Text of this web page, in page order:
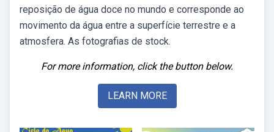
reposição de água doce no mundo e corresponde ao
movimento da água entre a superfície terrestre e a
atmosfera. As fotografias de stock.
For more information, click the button below.
LEARN MORE